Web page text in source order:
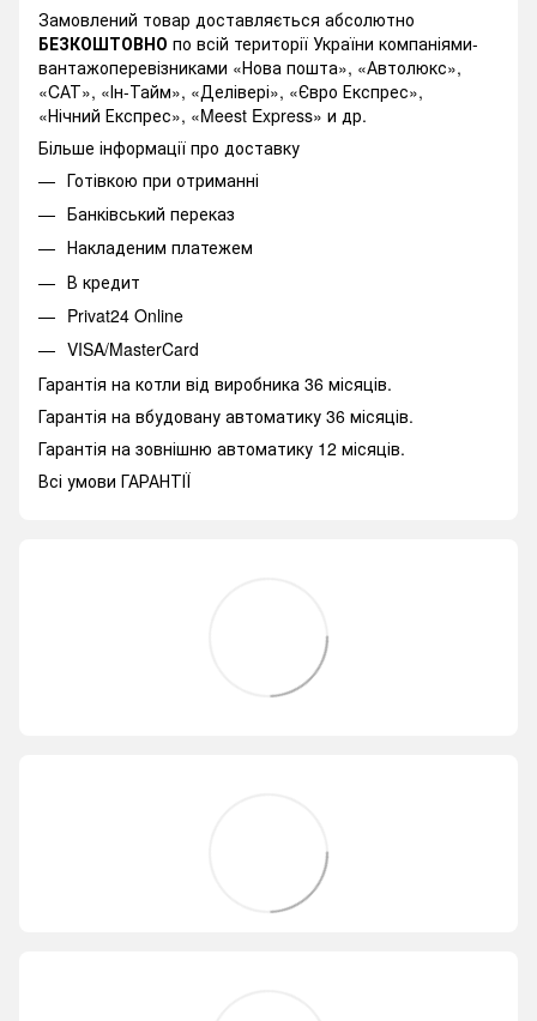
Замовлений товар доставляється абсолютно
БЕЗКОШТОВНО по всій території України компаніями-
вантажоперевізниками «Нова пошта», «Автолюкс»,
«CАТ», «Ін-Тайм», «Делівері», «Євро Експрес»,
«Нічний Експрес», «Meest Express» и др.
Більше інформації про доставку
Готівкою при отриманні
Банківський переказ
Накладеним платежем
В кредит
Privat24 Online
VISA/MasterCard
Гарантія на котли від виробника 36 місяців.
Гарантія на вбудовану автоматику 36 місяців.
Гарантія на зовнішню автоматику 12 місяців.
Всі умови ГАРАНТІЇ